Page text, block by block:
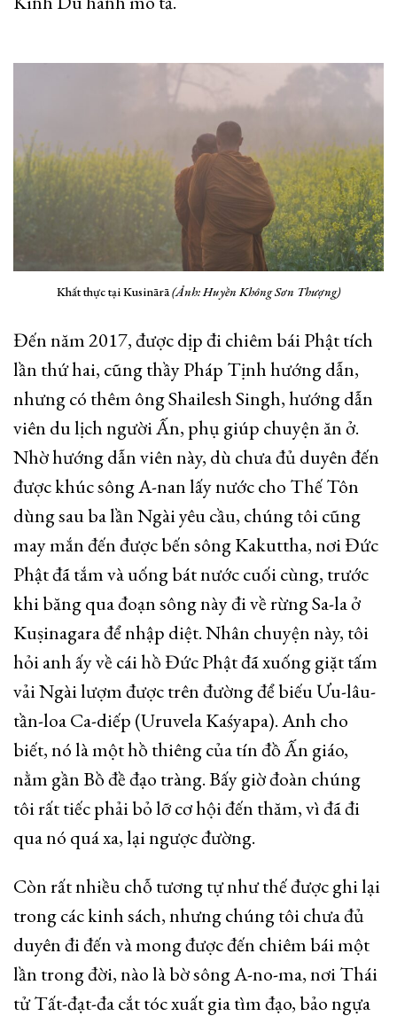
Khất thực tại Kusinārā(Ảnh: Huyền Không Sơn Thượng)
Đến năm 2017, được dịp đi chiêm bái Phật tích
lần thứ hai, cũng thầy Pháp Tịnh hướng dẫn,
nhưng có thêm ông Shailesh Singh, hướng dẫn
viên du lịch người Ấn, phụ giúp chuyện ăn ở.
Nhờ hướng dẫn viên này, dù chưa đủ duyên đến
được khúc sông A-nan lấy nước cho Thế Tôn
dùng sau ba lần Ngài yêu cầu, chúng tôi cũng
may mắn đến được bến sông Kakuttha, nơi Đức
Phật đã tắm và uống bát nước cuối cùng, trước
khi băng qua đoạn sông này đi về rừng Sa-la ở
Kuṣinagara để nhập diệt. Nhân chuyện này, tôi
hỏi anh ấy về cái hồ Đức Phật đã xuống giặt tấm
vải Ngài lượm được trên đường để biếu Ưu-lâu-
tần-loa Ca-diếp (Uruvela Kaśyapa). Anh cho
biết, nó là một hồ thiêng của tín đồ Ấn giáo,
nằm gần Bồ đề đạo tràng. Bấy giờ đoàn chúng
tôi rất tiếc phải bỏ lỡ cơ hội đến thăm, vì đã đi
qua nó quá xa, lại ngược đường.
Còn rất nhiều chỗ tương tự như thế được ghi lại
trong các kinh sách, nhưng chúng tôi chưa đủ
duyên đi đến và mong được đến chiêm bái một
lần trong đời, nào là bờ sông A-no-ma, nơi Thái
tử Tất-đạt-đa cắt tóc xuất gia tìm đạo, bảo ngựa